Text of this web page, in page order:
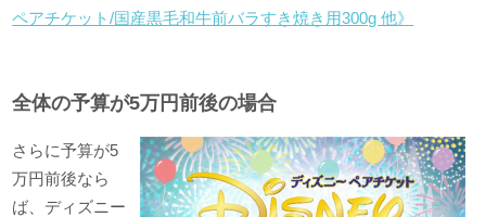
ペアチケット/国産黒毛和牛前バラすき焼き用300g 他》
全体の予算が5万円前後の場合
さらに予算が5
万円前後なら
ば、ディズニー